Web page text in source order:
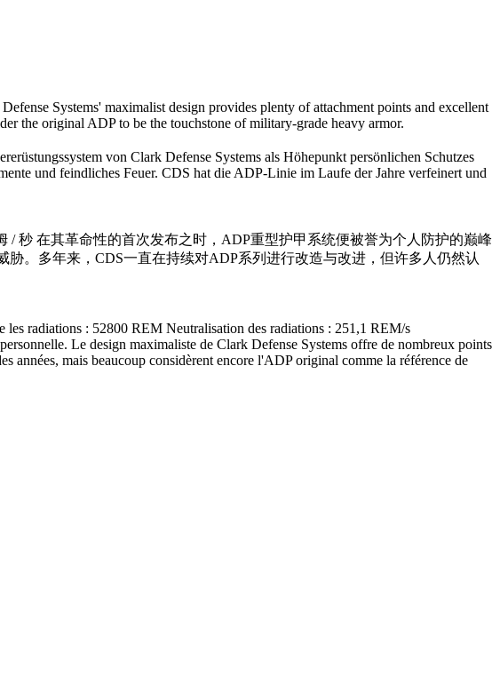
Systems' maximalist design provides plenty of attachment points and excellent
the original ADP to be the touchstone of military-grade heavy armor.
von Clark Defense Systems als Höhepunkt persönlichen Schutzes
und feindliches Feuer. CDS hat die ADP-Linie im Laufe der Jahre verfeinert und
/ 秒 在其革命性的首次发布之时，ADP重型护甲系统便被誉为个人防护的巅峰
。多年来，CDS一直在持续对ADP系列进行改造与改进，但许多人仍然认
radiations : 52800 REM Neutralisation des radiations : 251,1 REM/s
Le design maximaliste de Clark Defense Systems offre de nombreux points
années, mais beaucoup considèrent encore l'ADP original comme la référence de